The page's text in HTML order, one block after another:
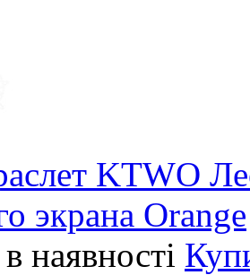
KTWO
экрана Orange
наявності